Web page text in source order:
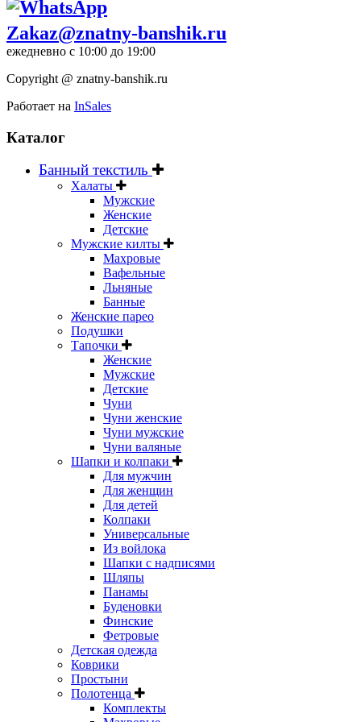
Zakaz@znatny-banshik.ru
ежедневно с 10:00 до 19:00
Copyright @ znatny-banshik.ru
Работает на InSales
Каталог
Банный текстиль
Халаты
Мужские
Женские
Детские
Мужские килты
Махровые
Вафельные
Льняные
Банные
Женские парео
Подушки
Тапочки
Женские
Мужские
Детские
Чуни
Чуни женские
Чуни мужские
Чуни валяные
Шапки и колпаки
Для мужчин
Для женщин
Для детей
Колпаки
Универсальные
Из войлока
Шапки с надписями
Шляпы
Панамы
Буденовки
Финские
Фетровые
Детская одежда
Коврики
Простыни
Полотенца
Комплекты